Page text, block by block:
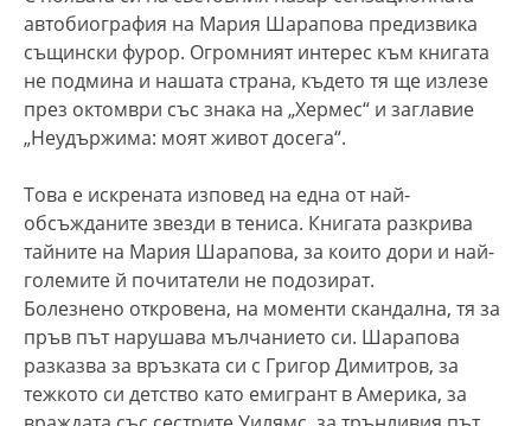
автобиография на Мария Шарапова предизвика
същински фурор. Огромният интерес към книгата
не подмина и нашата страна, където тя ще излезе
през октомври със знака на „Хермес“ и заглавие
„Неудържима: моят живот досега“.
Това е искрената изповед на една от най-
обсъжданите звезди в тениса. Книгата разкрива
тайните на Мария Шарапова, за които дори и най-
големите й почитатели не подозират.
Болезнено откровена, на моменти скандална, тя за
пръв път нарушава мълчанието си. Шарапова
разказва за връзката си с Григор Димитров, за
тежкото си детство като емигрант в Америка, за